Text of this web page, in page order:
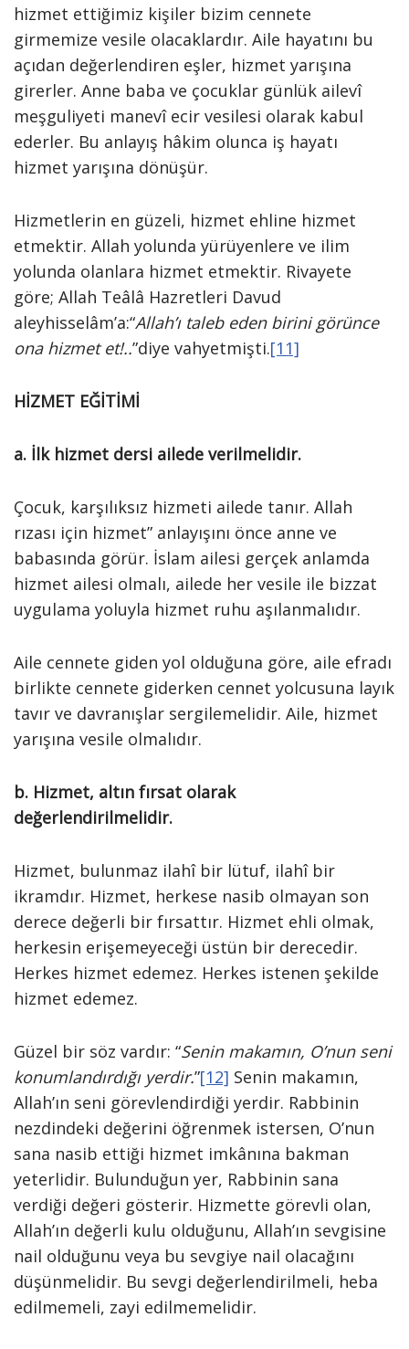
hizmet ettiğimiz kişiler bizim cennete
girmemize vesile olacaklardır. Aile hayatını bu
açıdan değerlendiren eşler, hizmet yarışına
girerler. Anne baba ve çocuklar günlük ailevî
meşguliyeti manevî ecir vesilesi olarak kabul
ederler. Bu anlayış hâkim olunca iş hayatı
hizmet yarışına dönüşür.
Hizmetlerin en güzeli, hizmet ehline hizmet
etmektir. Allah yolunda yürüyenlere ve ilim
yolunda olanlara hizmet etmektir. Rivayete
göre; Allah Teâlâ Hazretleri Davud
aleyhisselâm’a:“Allah’ı taleb eden birini görünce
ona hizmet et!..”diye vahyetmişti.[11]
HİZMET EĞİTİMİ
a. İlk hizmet dersi ailede verilmelidir.
Çocuk, karşılıksız hizmeti ailede tanır. Allah
rızası için hizmet” anlayışını önce anne ve
babasında görür. İslam ailesi gerçek anlamda
hizmet ailesi olmalı, ailede her vesile ile bizzat
uygulama yoluyla hizmet ruhu aşılanmalıdır.
Aile cennete giden yol olduğuna göre, aile efradı
birlikte cennete giderken cennet yolcusuna layık
tavır ve davranışlar sergilemelidir. Aile, hizmet
yarışına vesile olmalıdır.
b. Hizmet, altın fırsat olarak
değerlendirilmelidir.
Hizmet, bulunmaz ilahî bir lütuf, ilahî bir
ikramdır. Hizmet, herkese nasib olmayan son
derece değerli bir fırsattır. Hizmet ehli olmak,
herkesin erişemeyeceği üstün bir derecedir.
Herkes hizmet edemez. Herkes istenen şekilde
hizmet edemez.
Güzel bir söz vardır: “Senin makamın, O’nun seni
konumlandırdığı yerdir.”[12] Senin makamın,
Allah’ın seni görevlendirdiği yerdir. Rabbinin
nezdindeki değerini öğrenmek istersen, O’nun
sana nasib ettiği hizmet imkânına bakman
yeterlidir. Bulunduğun yer, Rabbinin sana
verdiği değeri gösterir. Hizmette görevli olan,
Allah’ın değerli kulu olduğunu, Allah’ın sevgisine
nail olduğunu veya bu sevgiye nail olacağını
düşünmelidir. Bu sevgi değerlendirilmeli, heba
edilmemeli, zayi edilmemelidir.